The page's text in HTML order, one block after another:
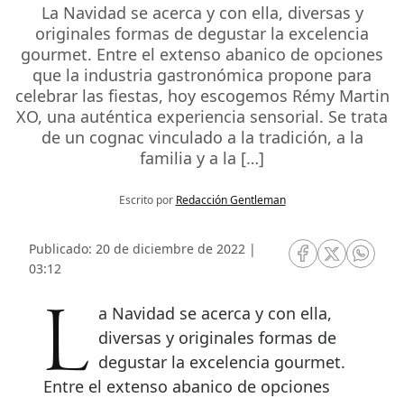
La Navidad se acerca y con ella, diversas y
originales formas de degustar la excelencia
gourmet. Entre el extenso abanico de opciones
que la industria gastronómica propone para
celebrar las fiestas, hoy escogemos Rémy Martin
XO, una auténtica experiencia sensorial. Se trata
de un cognac vinculado a la tradición, a la
familia y a la […]
Escrito por Redacción Gentleman
Publicado: 20 de diciembre de 2022 |
03:12
RRSS Facebook
RRSSRRSS
La Navidad se acerca y con ella, diversas y originales formas de
degustar la excelencia gourmet.
Entre el extenso abanico de opciones